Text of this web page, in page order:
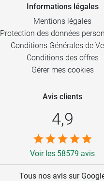
Informations légales
Mentions légales
Protection des données
Conditions Générales de
Conditions des offres
Gérer mes cookies
Avis clients
4,9
Voir les 58579 avis
Tous nos avis sur